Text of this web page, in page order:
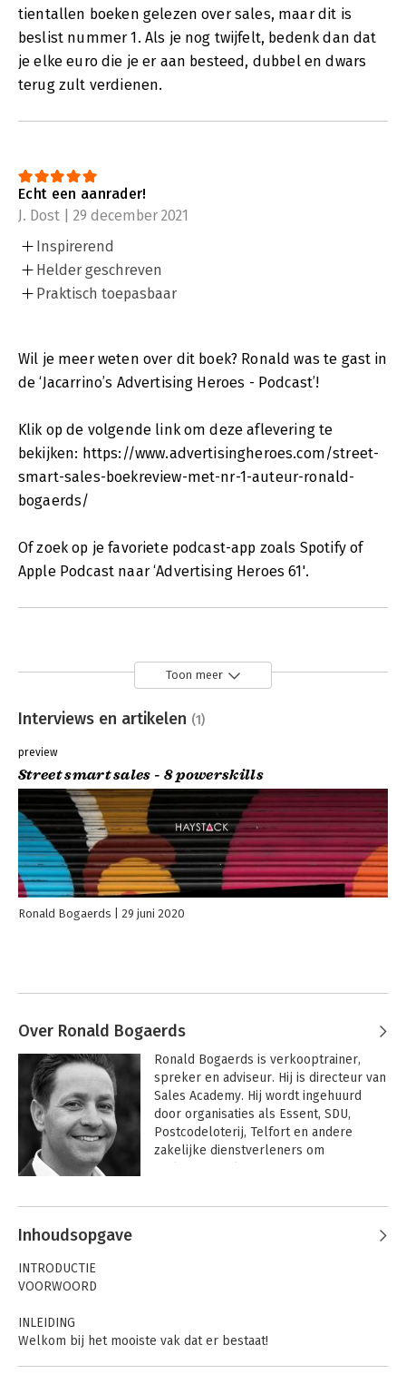
tientallen boeken gelezen over sales, maar dit is
beslist nummer 1. Als je nog twijfelt, bedenk dan dat
je elke euro die je er aan besteed, dubbel en dwars
terug zult verdienen.
Echt een aanrader!
J. Dost | 29 december 2021
Inspirerend
Helder geschreven
Praktisch toepasbaar
Wil je meer weten over dit boek? Ronald was te gast in
de ‘Jacarrino’s Advertising Heroes - Podcast’!
Klik op de volgende link om deze aflevering te
bekijken: https://www.advertisingheroes.com/street-
smart-sales-boekreview-met-nr-1-auteur-ronald-
bogaerds/
Of zoek op je favoriete podcast-app zoals Spotify of
Apple Podcast naar ‘Advertising Heroes 61'.
Toon meer
Interviews en artikelen (1)
preview
Street smart sales - 8 powerskills
Ronald Bogaerds 29 juni 2020
Over Ronald Bogaerds
Ronald Bogaerds is verkooptrainer,
spreker en adviseur. Hij is directeur van
Sales Academy. Hij wordt ingehuurd
door organisaties als Essent, SDU,
Postcodeloterij, Telfort en andere
zakelijke dienstverleners om
Andere boeken door Ronald
Bogaerds
Inhoudsopgave
INTRODUCTIE
VOORWOORD
INLEIDING
Welkom bij het mooiste vak dat er bestaat!